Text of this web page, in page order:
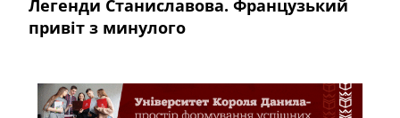
Легенди Станиславова. Французький
привіт з минулого